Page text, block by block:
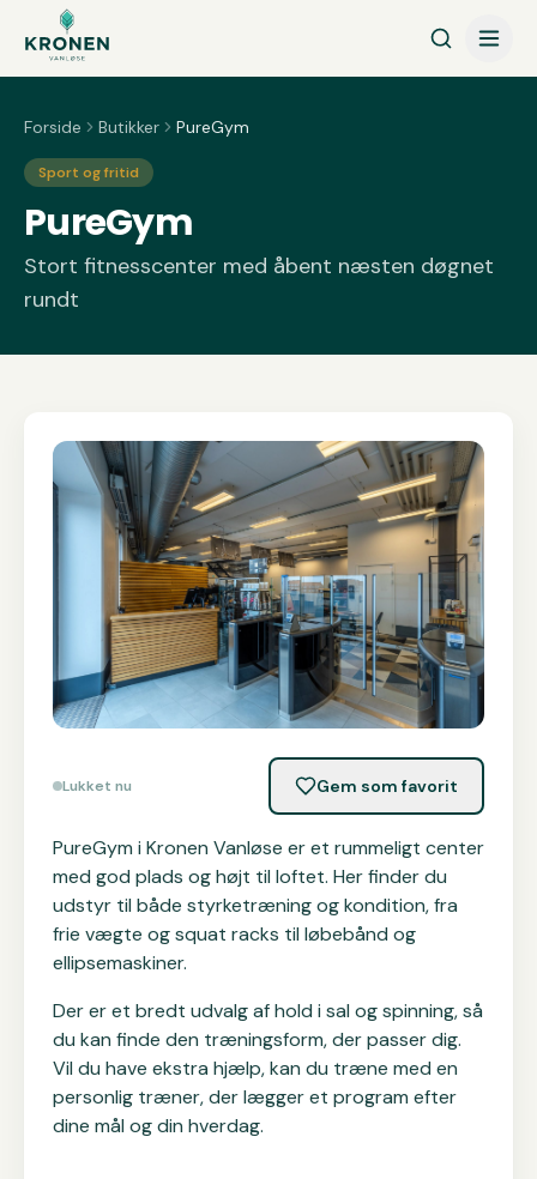
Spring til indhold
Forside Butikker PureGym
Sport og fritid
PureGym
Stort fitnesscenter med åbent næsten døgnet
rundt
Lukket nu Gem som favorit
PureGym i Kronen Vanløse er et rummeligt center
med god plads og højt til loftet. Her finder du
udstyr til både styrketræning og kondition, fra
frie vægte og squat racks til løbebånd og
ellipsemaskiner.
Der er et bredt udvalg af hold i sal og spinning, så
du kan finde den træningsform, der passer dig.
Vil du have ekstra hjælp, kan du træne med en
personlig træner, der lægger et program efter
dine mål og din hverdag.